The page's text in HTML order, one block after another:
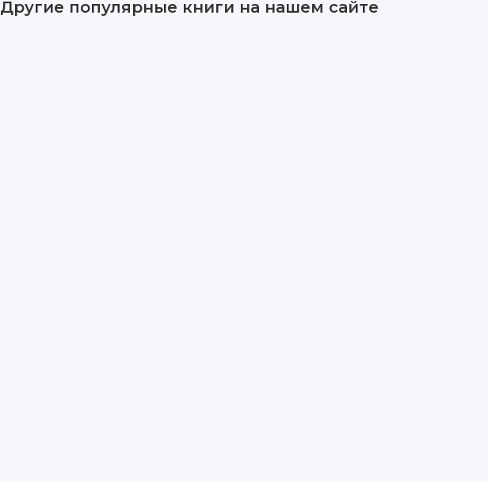
Другие популярные книги на нашем сайте